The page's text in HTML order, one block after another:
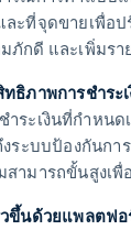
ละที่จุดขายเพื่อ
ภักดี และเพิ่มรา
ธิภาพการชำระ
ำระเงินที่กำหน
งระบบป้องกันก
ามารถขั้นสูงเพื่
วขึ้นด้วยแพลตฟ